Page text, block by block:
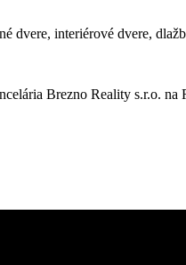
dvere, interiérové dvere,
Brezno Reality s.r.o.